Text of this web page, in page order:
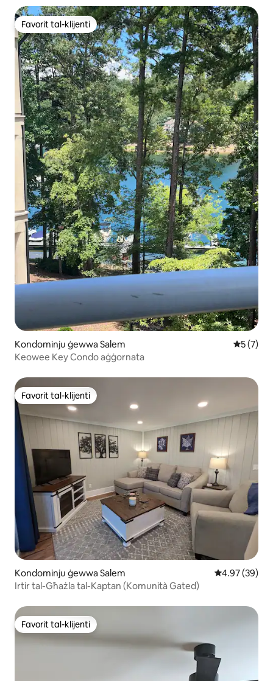
Favorit tal-klijenti
Favorit tal-klijenti
Kondominju ġewwa Salem Rating
5 (7)
Keowee Key Condo aġġornata
Favorit tal-klijenti
Favorit tal-klijenti
Kondominju ġewwa Salem Rating medju
4.97 (39)
Irtir tal-Għażla tal-Kaptan (Komunità Gated)
Favorit tal-klijenti
Favorit tal-klijenti